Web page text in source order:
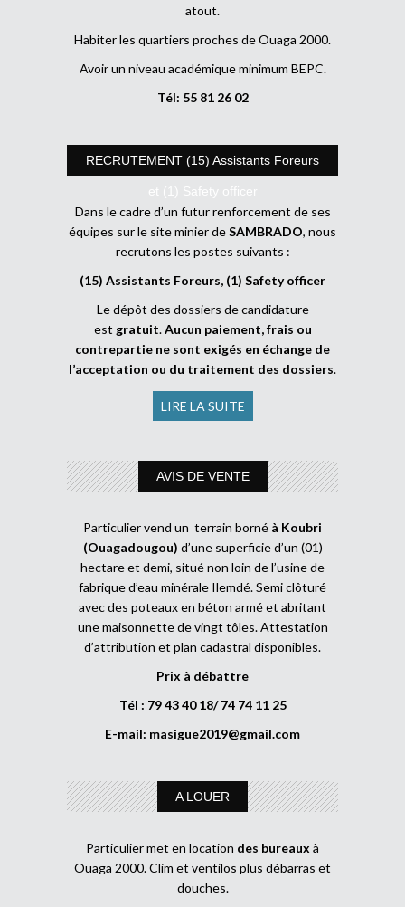
atout.
Habiter les quartiers proches de Ouaga 2000.
Avoir un niveau académique minimum BEPC.
Tél: 55 81 26 02
RECRUTEMENT (15) Assistants Foreurs
et (1) Safety officer
Dans le cadre d’un futur renforcement de ses
équipes sur le site minier deSAMBRADO, nous
recrutons les postes suivants :
(15) Assistants Foreurs, (1) Safety officer
Le dépôt des dossiers de candidature
est gratuit.Aucun paiement, frais ou
contrepartie ne sont exigés en échange de
l’acceptation ou du traitement des dossiers.
LIRE LA SUITE
AVIS DE VENTE
Particulier vend un terrain borné à Koubri
(Ouagadougou) d’une superficie d’un (01)
hectare et demi, situé non loin de l’usine de
fabrique d’eau minérale Ilemdé. Semi clôturé
avec des poteaux en béton armé et abritant
une maisonnette de vingt tôles. Attestation
d’attribution et plan cadastral disponibles.
Prix à débattre
Tél : 79 43 40 18/ 74 74 11 25
E-mail: masigue2019@gmail.com
A LOUER
Particulier met en location des bureaux à
Ouaga 2000. Clim et ventilos plus débarras et
douches.